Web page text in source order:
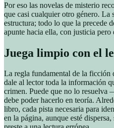
Por eso las novelas de misterio
que casi cualquier otro género. La
estructura; todo lo que la precede
apunte hacia ella, con justicia
Juega limpio con el
La regla fundamental de la ficción
dale al lector toda la información
crimen. Puede que no lo
debe poder hacerlo en teoría.
libro, cada pista necesaria para
en la página, aunque esté